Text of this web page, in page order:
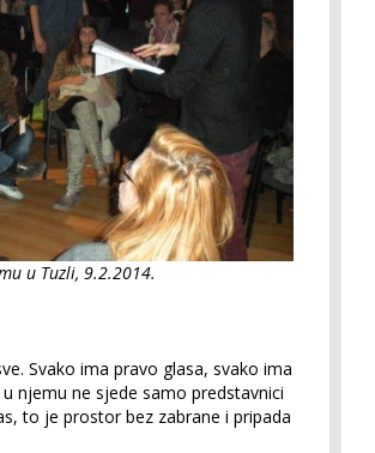
u Tuzli, 9.2.2014.
Svako ima pravo glasa, svako ima
njemu ne sjede samo predstavnici
to je prostor bez zabrane i pripada